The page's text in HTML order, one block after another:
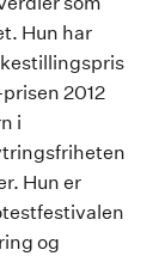
Hun har
2012
i
Hun er
og